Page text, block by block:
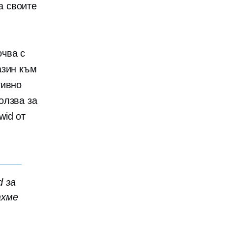
своите
с
към
за
от
за